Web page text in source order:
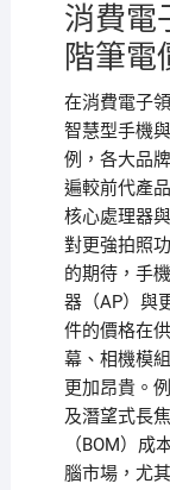
消費電
階筆電
在消費電子
智慧型手機
例，各大品
遍較前代產
核心處理器
對更強拍照
的期待，手
器（AP）與
件的價格在
幕、相機模
更加昂貴。
及潛望式長
（BOM）
腦市場，尤